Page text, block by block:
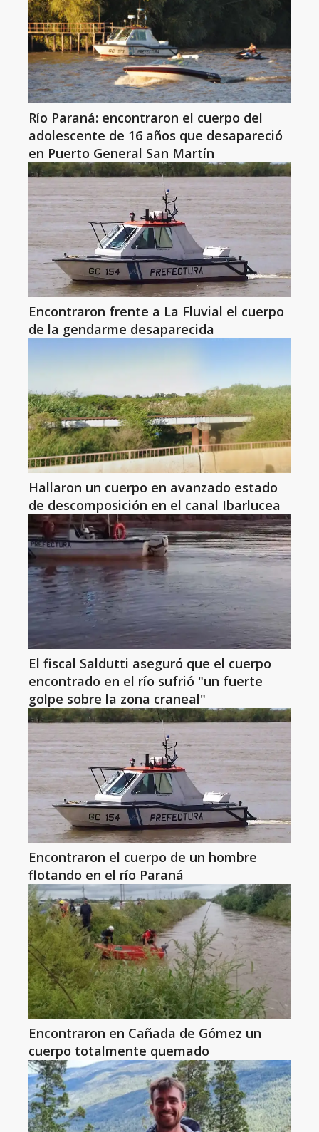
Río Paraná: encontraron el cuerpo del
adolescente de 16 años que desapareció
en Puerto General San Martín
Encontraron frente a La Fluvial el cuerpo
de la gendarme desaparecida
Hallaron un cuerpo en avanzado estado
de descomposición en el canal Ibarlucea
El fiscal Saldutti aseguró que el cuerpo
encontrado en el río sufrió "un fuerte
golpe sobre la zona craneal"
Encontraron el cuerpo de un hombre
flotando en el río Paraná
Encontraron en Cañada de Gómez un
cuerpo totalmente quemado